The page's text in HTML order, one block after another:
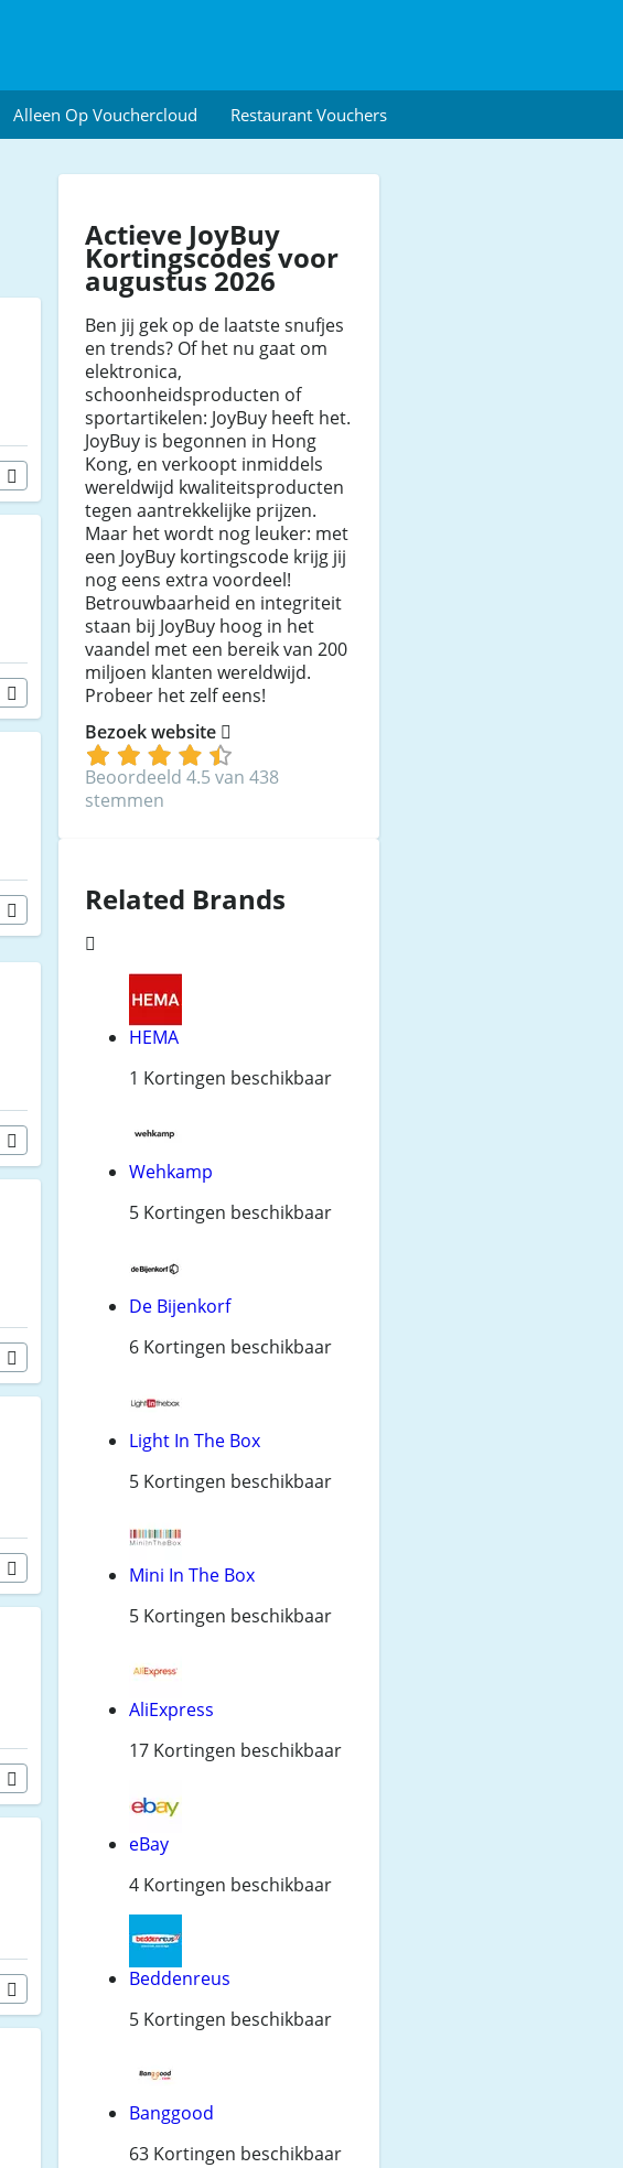
Alleen Op Vouchercloud Restaurant Vouchers
Actieve JoyBuy
Kortingscodes voor
augustus 2026
Ben jij gek op de laatste snufjes
en trends? Of het nu gaat om
elektronica,
schoonheidsproducten of
sportartikelen: JoyBuy heeft het.
JoyBuy is begonnen in Hong
Kong, en verkoopt inmiddels
wereldwijd kwaliteitsproducten
tegen aantrekkelijke prijzen.
Maar het wordt nog leuker: met
een JoyBuy kortingscode krijg jij
nog eens extra voordeel!
Betrouwbaarheid en integriteit
staan bij JoyBuy hoog in het
vaandel met een bereik van 200
miljoen klanten wereldwijd.
Probeer het zelf eens!
Bezoek website
Beoordeeld 4.5 van 438
stemmen
Related Brands
HEMA
1 Kortingen beschikbaar
Wehkamp
5 Kortingen beschikbaar
De Bijenkorf
6 Kortingen beschikbaar
Light In The Box
5 Kortingen beschikbaar
Mini In The Box
5 Kortingen beschikbaar
AliExpress
17 Kortingen beschikbaar
eBay
4 Kortingen beschikbaar
Beddenreus
5 Kortingen beschikbaar
Banggood
63 Kortingen beschikbaar